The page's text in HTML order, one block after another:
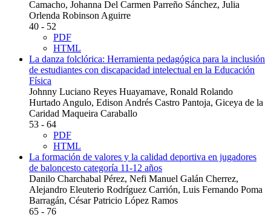
Camacho, Johanna Del Carmen Parreño Sánchez, Julia
Orlenda Robinson Aguirre
40 - 52
PDF
HTML
La danza folclórica: Herramienta pedagógica para la inclusión
de estudiantes con discapacidad intelectual en la Educación
Física
Johnny Luciano Reyes Huayamave, Ronald Rolando
Hurtado Angulo, Edison Andrés Castro Pantoja, Giceya de la
Caridad Maqueira Caraballo
53 - 64
PDF
HTML
La formación de valores y la calidad deportiva en jugadores
de baloncesto categoría 11-12 años
Danilo Charchabal Pérez, Nefi Manuel Galán Cherrez,
Alejandro Eleuterio Rodríguez Carrión, Luis Fernando Poma
Barragán, César Patricio López Ramos
65 - 76